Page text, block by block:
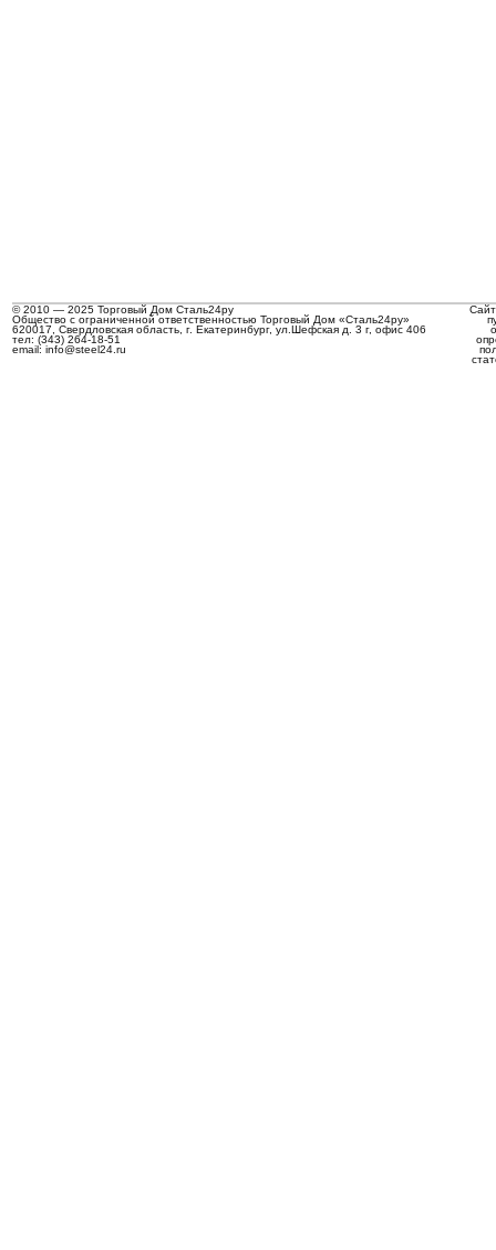
© 2010 — 2025 Торговый Дом Сталь24ру
Общество с ограниченной ответственностью Торговый Дом «Сталь24ру»
620017, Свердловская область, г. Екатеринбург, ул.Шефская д. 3 г, офис 406
тел: (343) 264-18-51
email: info@steel24.ru